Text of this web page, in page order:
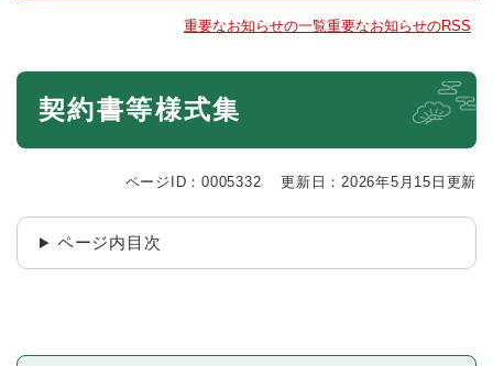
重要なお知らせの一覧重要なお知らせのRSS
本
契約書等様式集
ページID：0005332 更新日：2026年5月15日更新
ページ内目次